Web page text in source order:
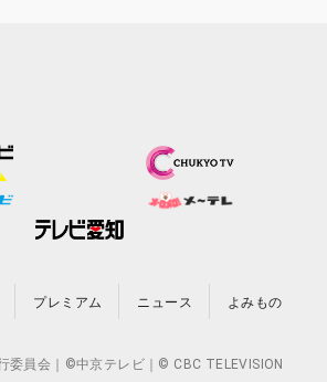
プレミアム ニュース よみもの
委員会｜©中京テレビ｜© CBC TELEVISION